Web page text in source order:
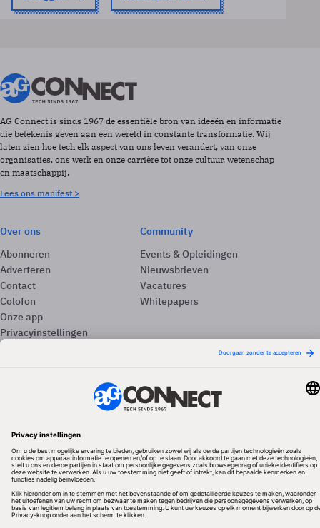
AG Connect is sinds 1967 de essentiële bron van ideeën en informatie
die betekenis geven aan een wereld in constante transformatie. Wij
laten zien hoe tech elk aspect van ons leven verandert, van onze
organisaties, ons werk en onze carrière tot onze cultuur, wetenschap
en maatschappij.
Lees ons manifest >
Over ons
Abonneren
Adverteren
Contact
Colofon
Onze app
Privacyinstellingen
Community
Events & Opleidingen
Nieuwsbrieven
Vacatures
Whitepapers
Algemene Voorwaarden & Copyrights
Privacy & Cookies